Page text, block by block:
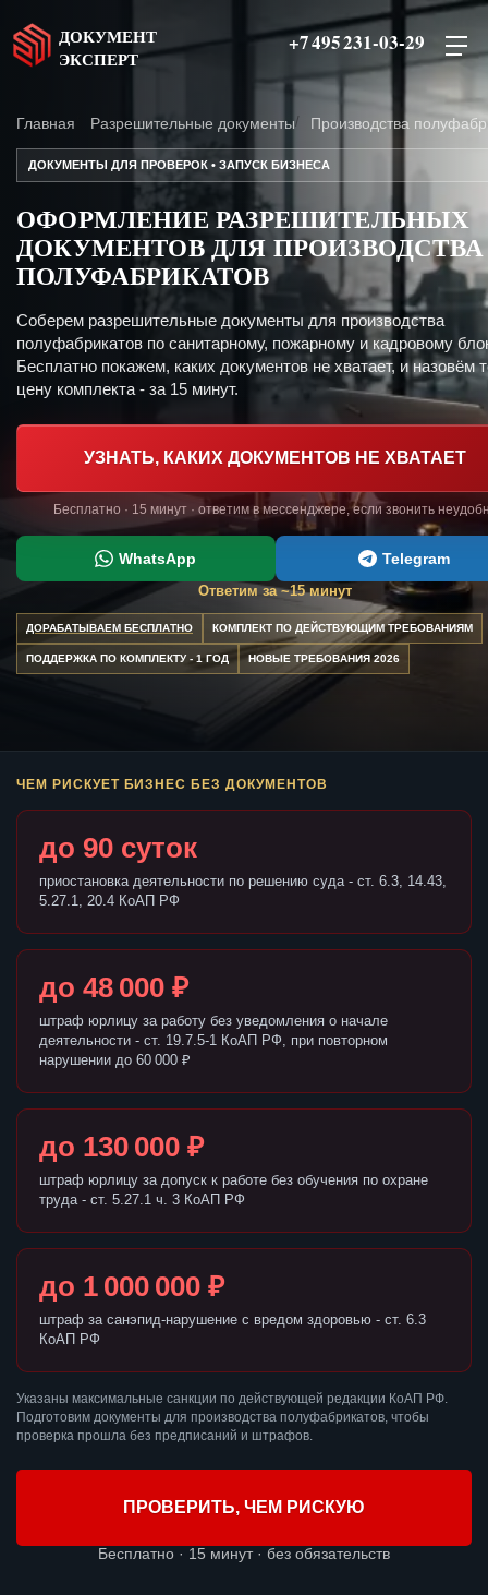
ДОКУМЕНТ
ЭКСПЕРТ
+7 495 231-03-29
Главная Разрешительные документы Производства
ДОКУМЕНТЫ ДЛЯ ПРОВЕРОК • ЗАПУСК БИЗНЕСА
ОФОРМЛЕНИЕ РАЗРЕШИТЕЛЬНЫХ
ДОКУМЕНТОВ ДЛЯ ПРОИЗВОДСТВА
ПОЛУФАБРИКАТОВ
Соберем разрешительные документы для производства
полуфабрикатов по санитарному, пожарному и кадровому
Бесплатно покажем, каких документов не хватает, и назовём
цену комплекта - за 15 минут.
УЗНАТЬ, КАКИХ ДОКУМЕНТОВ НЕ ХВАТАЕТ
Бесплатно · 15 минут · ответим в мессенджере, если звонить
WhatsApp Telegram
Ответим за ~15 минут
ДОРАБАТЫВАЕМ БЕСПЛАТНО КОМПЛЕКТ ПО ДЕЙСТВУЮЩИМ ТРЕБОВАНИЯМ
ПОДДЕРЖКА ПО КОМПЛЕКТУ - 1 ГОД НОВЫЕ ТРЕБОВАНИЯ 2026
ЧЕМ РИСКУЕТ БИЗНЕС БЕЗ ДОКУМЕНТОВ
до 90 суток
приостановка деятельности по решению суда - ст. 6.3, 14.43,
5.27.1, 20.4 КоАП РФ
до 48 000 ₽
штраф юрлицу за работу без уведомления о начале
деятельности - ст. 19.7.5-1 КоАП РФ, при повторном
нарушении до 60 000 ₽
до 130 000 ₽
штраф юрлицу за допуск к работе без обучения по охране
труда - ст. 5.27.1 ч. 3 КоАП РФ
до 1 000 000 ₽
штраф за санэпид-нарушение с вредом здоровью - ст. 6.3
КоАП РФ
Указаны максимальные санкции по действующей редакции КоАП РФ.
Подготовим документы для производства полуфабрикатов, чтобы
проверка прошла без предписаний и штрафов.
ПРОВЕРИТЬ, ЧЕМ РИСКУЮ
Бесплатно · 15 минут · без обязательств